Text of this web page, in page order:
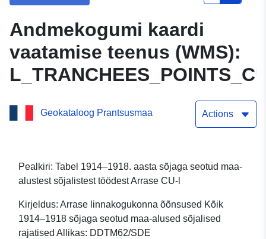
Andmekogumi kaardi
vaatamise teenus (WMS):
Geokataloog Prantsusmaa Actions
Pealkiri: Tabel 1914–1918. aasta sõjaga seotud maa-
alustest sõjalistest töödest Arrase CU-l
Kirjeldus: Arrase linnakogukonna õõnsused Kõik
1914–1918 sõjaga seotud maa-alused sõjalised
rajatised Allikas: DDTM62/SDE